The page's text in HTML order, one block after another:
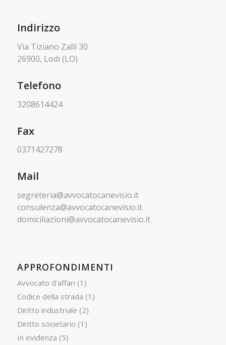
Indirizzo
Via Tiziano Zalli 30
26900, Lodi (LO)
Telefono
3208614424
Fax
0371427278
Mail
segreteria@avvocatocanevisio.it
consulenza@avvocatocanevisio.it
domiciliazioni@avvocatocanevisio.it
APPROFONDIMENTI
Avvocato d'affari (1)
Codice della strada (1)
Diritto industriale (2)
Diritto societario (1)
In evidenza (5)